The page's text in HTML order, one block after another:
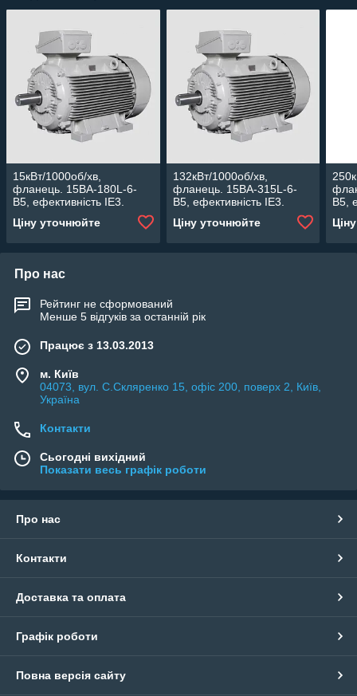
15кВт/1000об/хв,
фланець. 15BA-180L-6-
В5, ефективність IE3.
електродвигун Lammers.
Ціну уточнюйте
132кВт/1000об/хв,
фланець. 15BA-315L-6-
В5, ефективність IE3.
електродвигун Lammers.
Ціну уточнюйте
В5,
Про нас
Рейтинг не сформований
Менше 5 відгуків за останній рік
Працює з 13.03.2013
м. Київ
04073, вул. C.Скляренко 15, офіс 200, поверх 2, Київ,
Україна
Контакти
Сьогодні вихідний
Показати весь графік роботи
Про нас
Контакти
Доставка та оплата
Графік роботи
Повна версія сайту